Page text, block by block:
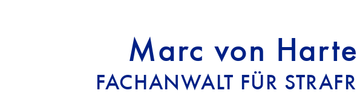
Marc von
FACHANWALT FÜR